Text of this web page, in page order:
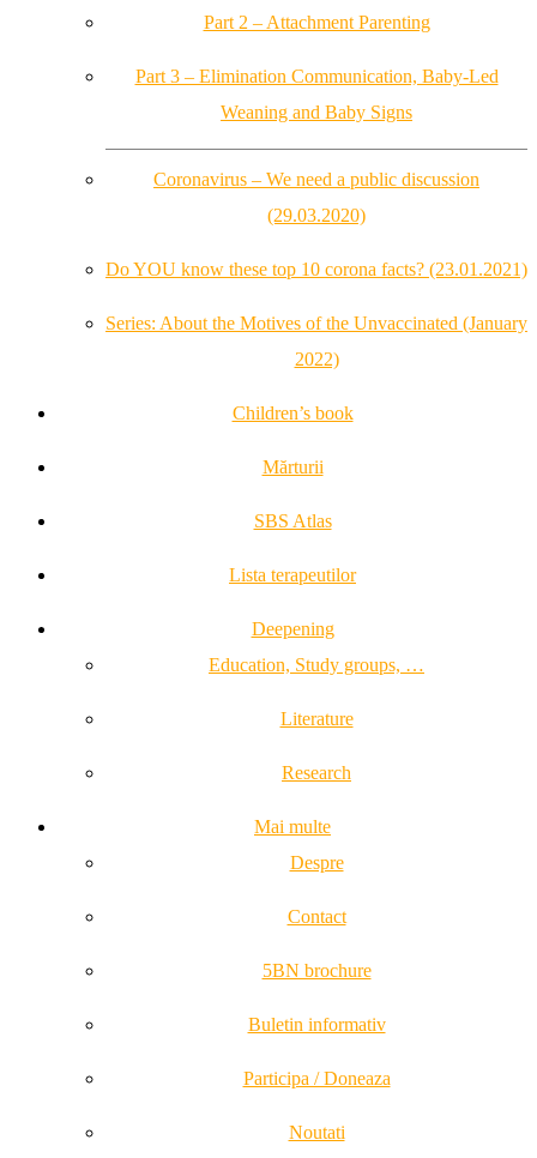
Part 2 – Attachment Parenting
Part 3 – Elimination Communication, Baby-Led
Weaning and Baby Signs
Coronavirus – We need a public discussion
(29.03.2020)
Do YOU know these top 10 corona facts? (23.01.2021)
Series: About the Motives of the Unvaccinated (January
2022)
Children’s book
Mărturii
SBS Atlas
Lista terapeutilor
Deepening
Education, Study groups, …
Literature
Research
Mai multe
Despre
Contact
5BN brochure
Buletin informativ
Participa / Doneaza
Noutati